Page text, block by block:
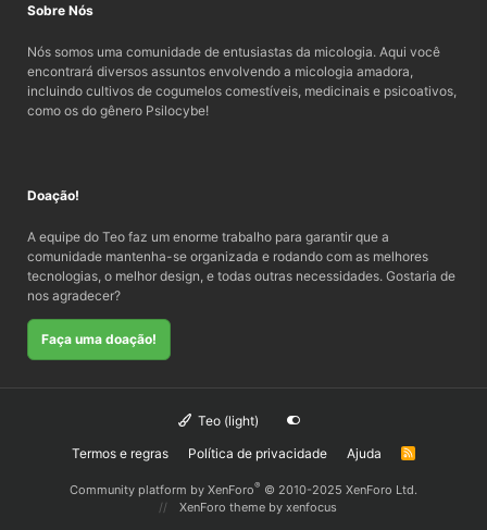
Sobre Nós
Nós somos uma comunidade de entusiastas da micologia. Aqui você
encontrará diversos assuntos envolvendo a micologia amadora,
incluindo cultivos de cogumelos comestíveis, medicinais e psicoativos,
como os do gênero Psilocybe!
Doação!
A equipe do Teo faz um enorme trabalho para garantir que a
comunidade mantenha-se organizada e rodando com as melhores
tecnologias, o melhor design, e todas outras necessidades. Gostaria de
nos agradecer?
Faça uma doação!
Teo (light)
Termos e regras
Política de privacidade Ajuda
R
Community platform by XenForo® © 2010-2025 XenForo Ltd.
XenForo theme by xenfocus